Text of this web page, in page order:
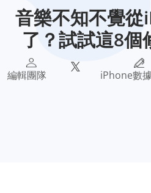
音樂不知不覺
了？試試這8個
編輯團隊 iPhone數